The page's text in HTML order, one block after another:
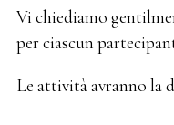
Vi chiediamo
per ciascun
Le attività avranno la